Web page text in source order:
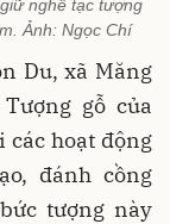
nghề tạc tượng
Ảnh: Ngọc Chí
Du, xã Măng
gỗ của
các hoạt động
đánh cồng
tượng này